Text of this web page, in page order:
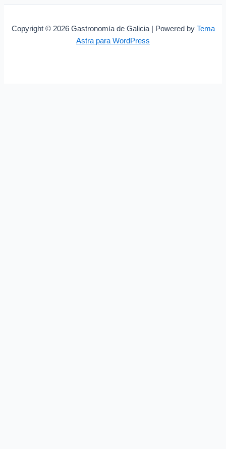
Copyright © 2026 Gastronomía de Galicia | Powered by Tema
Astra para WordPress